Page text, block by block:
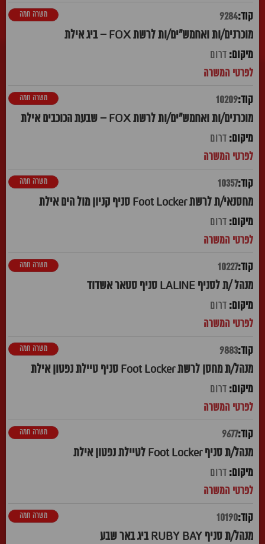
9284
מוכרנים/ות ואחמש"ים/ות לרשת FOX – ביג אילת
משרה חמה
דרום
10209
מוכרנים/ות ואחמש"ים/ות לרשת FOX – שבעת הכוכבים אילת
משרה חמה
דרום
10357
מחסנאי/ת לרשת Foot Locker סניף קניון מול הים אילת
משרה חמה
דרום
10227
מנהל /ת לסניף LALINE סניף סטאר אשדוד
משרה חמה
דרום
9883
מנהל/ת מחסן לרשת Foot Locker סניף טיילת נפטון אילת
משרה חמה
דרום
9677
מנהל/ת סניף Foot Locker לטיילת נפטון אילת
משרה חמה
דרום
10190
מנהל/ת סניף RUBY BAY ביג באר שבע
משרה חמה